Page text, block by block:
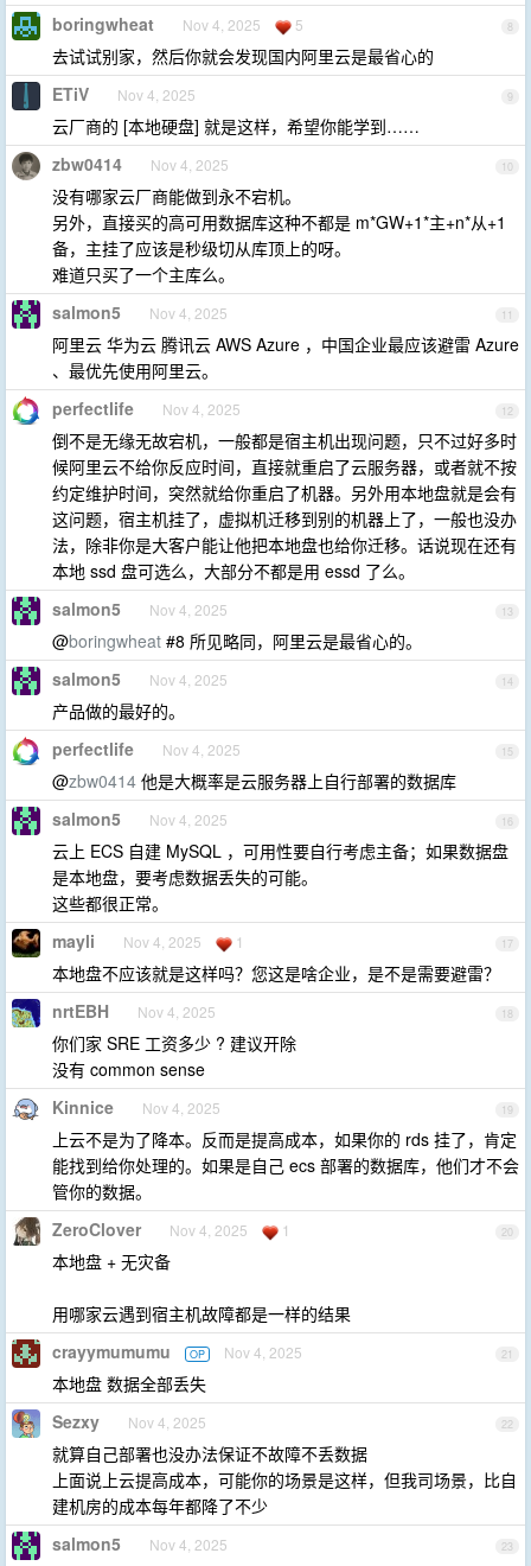
8
boringwheat Nov 4, 2025 5
去试试别家，然后你就会发现国内阿里云是最省心的
9
ETiV Nov 4, 2025
云厂商的 [本地硬盘] 就是这样，希望你能学到……
10
zbw0414 Nov 4, 2025
没有哪家云厂商能做到永不宕机。
另外，直接买的高可用数据库这种不都是 m*GW+1*主+n*从+1
备，主挂了应该是秒级切从库顶上的呀。
难道只买了一个主库么。
11
salmon5 Nov 4, 2025
阿里云 华为云 腾讯云 AWS Azure ，中国企业最应该避雷 Azure
、最优先使用阿里云。
12
perfectlife Nov 4, 2025
倒不是无缘无故宕机，一般都是宿主机出现问题，只不过好多时
候阿里云不给你反应时间，直接就重启了云服务器，或者就不按
约定维护时间，突然就给你重启了机器。另外用本地盘就是会有
这问题，宿主机挂了，虚拟机迁移到别的机器上了，一般也没办
法，除非你是大客户能让他把本地盘也给你迁移。话说现在还有
本地 ssd 盘可选么，大部分不都是用 essd 了么。
13
salmon5 Nov 4, 2025
@boringwheat #8 所见略同，阿里云是最省心的。
14
salmon5 Nov 4, 2025
产品做的最好的。
15
perfectlife Nov 4, 2025
@zbw0414 他是大概率是云服务器上自行部署的数据库
16
salmon5 Nov 4, 2025
云上 ECS 自建 MySQL ，可用性要自行考虑主备；如果数据盘
是本地盘，要考虑数据丢失的可能。
这些都很正常。
17
mayli Nov 4, 2025 1
本地盘不应该就是这样吗？您这是啥企业，是不是需要避雷？
18
nrtEBH Nov 4, 2025
你们家 SRE 工资多少 ? 建议开除
没有 common sense
19
Kinnice Nov 4, 2025
上云不是为了降本。反而是提高成本，如果你的 rds 挂了，肯定
能找到给你处理的。如果是自己 ecs 部署的数据库，他们才不会
管你的数据。
20
ZeroClover Nov 4, 2025 1
本地盘 + 无灾备
用哪家云遇到宿主机故障都是一样的结果
21
crayymumumu OP Nov 4, 2025
本地盘 数据全部丢失
22
Sezxy Nov 4, 2025
就算自己部署也没办法保证不故障不丢数据
上面说上云提高成本，可能你的场景是这样，但我司场景，比自
建机房的成本每年都降了不少
23
salmon5 Nov 4, 2025